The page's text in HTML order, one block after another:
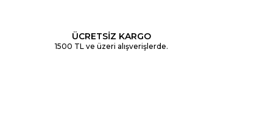
ÜCRETSİZ KARGO
1500 TL ve üzeri alışverişlerde.